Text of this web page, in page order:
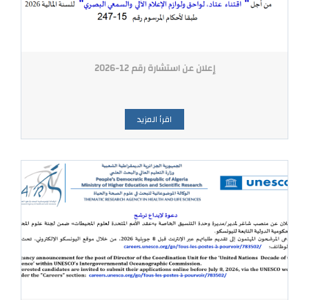
إعلان عن استشارة رقم 12-2026
اقرأ المزيد